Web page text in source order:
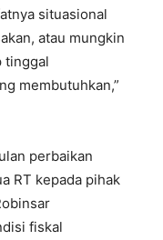
situasional
atau mungkin
tinggal
membutuhkan,”
perbaikan
RT kepada pihak
fiskal